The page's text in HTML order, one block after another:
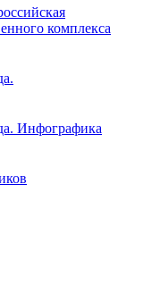
комплекса
Инфографика